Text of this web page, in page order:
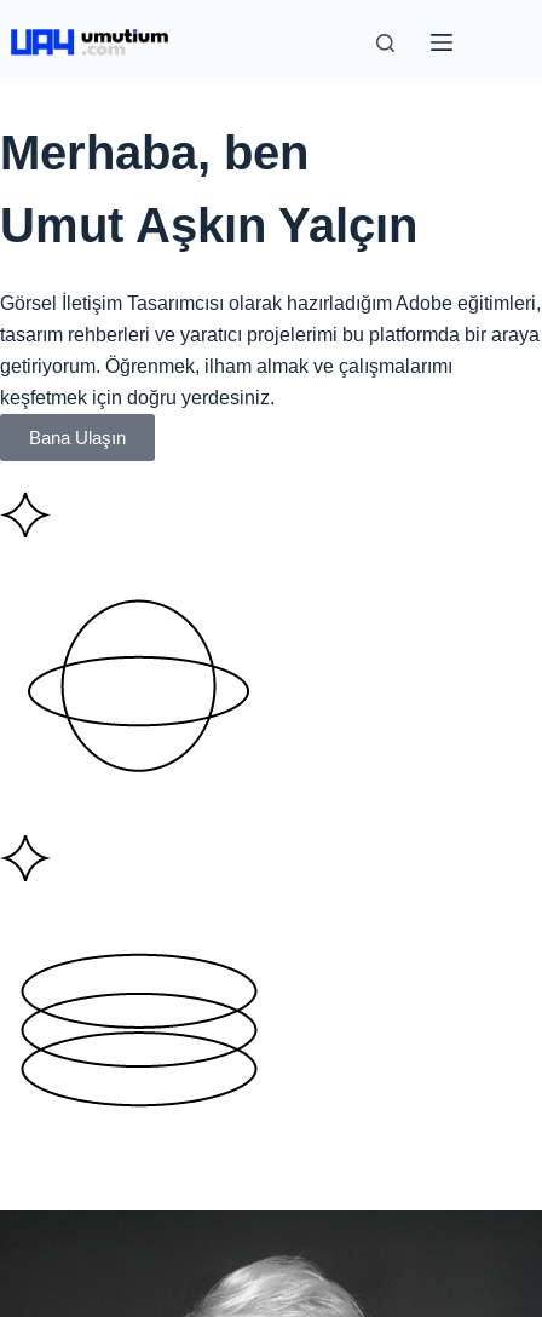
Merhaba, ben
Umut Aşkın Yalçın
Görsel İletişim Tasarımcısı olarak hazırladığım Adobe eğitimleri,
tasarım rehberleri ve yaratıcı projelerimi bu platformda bir araya
getiriyorum. Öğrenmek, ilham almak ve çalışmalarımı
keşfetmek için doğru yerdesiniz.
Bana Ulaşın